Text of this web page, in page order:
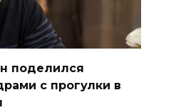
поделился
с прогулки в